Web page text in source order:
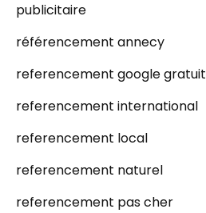
publicitaire
référencement annecy
referencement google gratuit
referencement international
referencement local
referencement naturel
referencement pas cher